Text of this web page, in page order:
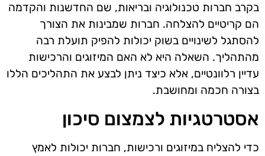
בקרב חברות טכנולוגיה ובריאות, שם החדשנות והקדמה
הם קריטיים להצלחה. חברות שמבינות את הצורך
להסתגל לשינויים בשוק יכולות להפיק תועלת רבה
מהתהליך. השאלה היא לא האם המיזוגים והרכישות
עדיין רלוונטיים, אלא כיצד ניתן לבצע את התהליכים הללו
בצורה חכמה ומחושבת.
אסטרטגיות לצמצום סיכון
כדי להצליח במיזוגים ורכישות, חברות יכולות לאמץ